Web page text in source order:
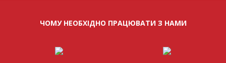
ЧОМУ НЕОБХІДНО ПРАЦЮВАТИ З НАМИ